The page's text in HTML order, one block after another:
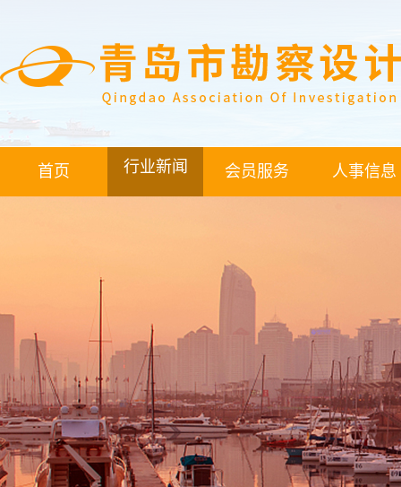
首页 行业新闻 会员服务 人事信息